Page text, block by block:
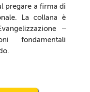
pregare a firma di
La collana è
–
fondamentali